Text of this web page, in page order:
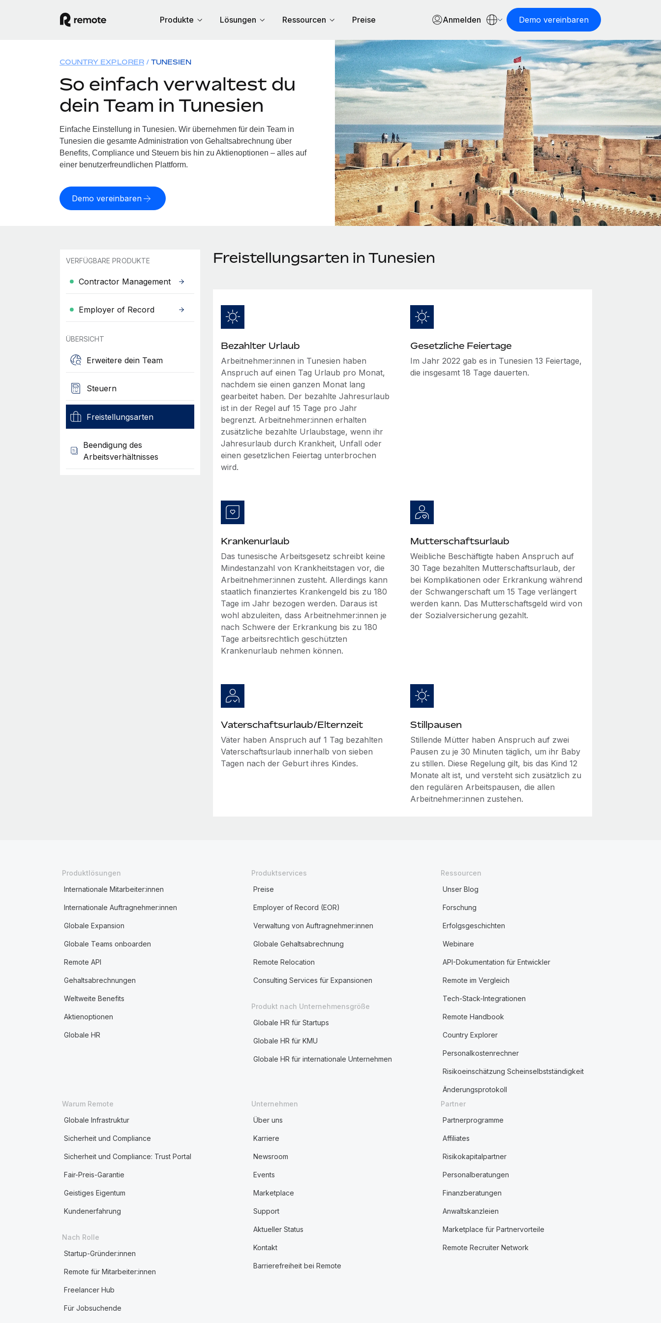
Produkte Lösungen Ressourcen Preise Anmelden Demo vereinbaren
COUNTRY EXPLORER TUNESIEN
So einfach verwaltest du
dein Team in Tunesien
Einfache Einstellung in Tunesien. Wir übernehmen für dein Team in
Tunesien die gesamte Administration von Gehaltsabrechnung über
Benefits, Compliance und Steuern bis hin zu Aktienoptionen – alles auf
einer benutzerfreundlichen Plattform.
Demo vereinbaren
VERFÜGBARE PRODUKTE
Contractor Management
Employer of Record
ÜBERSICHT
Erweitere dein Team
Steuern
Freistellungsarten
Beendigung des
Arbeitsverhältnisses
Freistellungsarten in Tunesien
Bezahlter Urlaub
Arbeitnehmer:innen in Tunesien haben
Anspruch auf einen Tag Urlaub pro Monat,
nachdem sie einen ganzen Monat lang
gearbeitet haben. Der bezahlte Jahresurlaub
ist in der Regel auf 15 Tage pro Jahr
begrenzt. Arbeitnehmer:innen erhalten
zusätzliche bezahlte Urlaubstage, wenn ihr
Jahresurlaub durch Krankheit, Unfall oder
einen gesetzlichen Feiertag unterbrochen
wird.
Gesetzliche Feiertage
Im Jahr 2022 gab es in Tunesien 13 Feiertage,
die insgesamt 18 Tage dauerten.
Krankenurlaub
Das tunesische Arbeitsgesetz schreibt keine
Mindestanzahl von Krankheitstagen vor, die
Arbeitnehmer:innen zusteht. Allerdings kann
staatlich finanziertes Krankengeld bis zu 180
Tage im Jahr bezogen werden. Daraus ist
wohl abzuleiten, dass Arbeitnehmer:innen je
nach Schwere der Erkrankung bis zu 180
Tage arbeitsrechtlich geschützten
Krankenurlaub nehmen können.
Mutterschaftsurlaub
Weibliche Beschäftigte haben Anspruch auf
30 Tage bezahlten Mutterschaftsurlaub, der
bei Komplikationen oder Erkrankung während
der Schwangerschaft um 15 Tage verlängert
werden kann. Das Mutterschaftsgeld wird von
der Sozialversicherung gezahlt.
Vaterschaftsurlaub/Elternzeit
Väter haben Anspruch auf 1 Tag bezahlten
Vaterschaftsurlaub innerhalb von sieben
Tagen nach der Geburt ihres Kindes.
Stillpausen
Stillende Mütter haben Anspruch auf zwei
Pausen zu je 30 Minuten täglich, um ihr Baby
zu stillen. Diese Regelung gilt, bis das Kind 12
Monate alt ist, und versteht sich zusätzlich zu
den regulären Arbeitspausen, die allen
Arbeitnehmer:innen zustehen.
Produktlösungen
Internationale Mitarbeiter:innen
Internationale Auftragnehmer:innen
Globale Expansion
Globale Teams onboarden
Remote API
Gehaltsabrechnungen
Weltweite Benefits
Aktienoptionen
Globale HR
Produktservices
Preise
Employer of Record (EOR)
Verwaltung von Auftragnehmer:innen
Globale Gehaltsabrechnung
Remote Relocation
Consulting Services für Expansionen
Produkt nach Unternehmensgröße
Globale HR für Startups
Globale HR für KMU
Globale HR für internationale Unternehmen
Ressourcen
Unser Blog
Forschung
Erfolgsgeschichten
Webinare
API-Dokumentation für Entwickler
Remote im Vergleich
Tech-Stack-Integrationen
Remote Handbook
Country Explorer
Personalkostenrechner
Risikoeinschätzung Scheinselbstständigkeit
Änderungsprotokoll
Warum Remote
Globale Infrastruktur
Sicherheit und Compliance
Sicherheit und Compliance: Trust Portal
Fair-Preis-Garantie
Geistiges Eigentum
Kundenerfahrung
Nach Rolle
Startup-Gründer:innen
Remote für Mitarbeiter:innen
Freelancer Hub
Für Jobsuchende
Unternehmen
Über uns
Karriere
Newsroom
Events
Marketplace
Support
Aktueller Status
Kontakt
Barrierefreiheit bei Remote
Partner
Partnerprogramme
Affiliates
Risikokapitalpartner
Personalberatungen
Finanzberatungen
Anwaltskanzleien
Marketplace für Partnervorteile
Remote Recruiter Network